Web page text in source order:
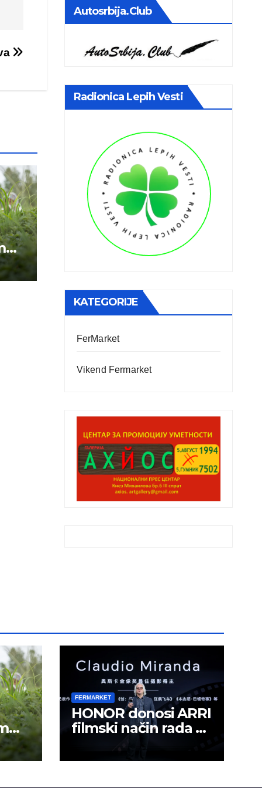
Autosrbija.club
Radionica Lepih Vesti
KATEGORIJE
FerMarket
Vikend Fermarket
FERMARKET
HONOR donosi ARRI
filmski način rada u
mobilno kreiranje
sadržaja